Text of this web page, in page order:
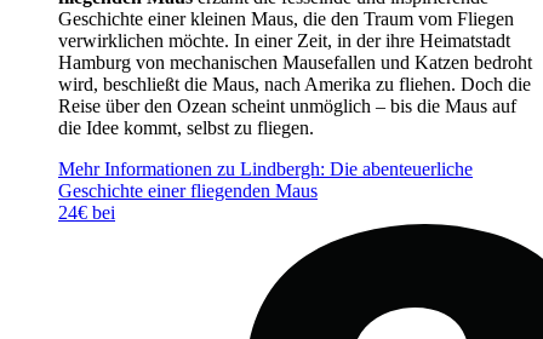
Geschichte einer kleinen Maus, die den Traum vom Fliegen
verwirklichen möchte. In einer Zeit, in der ihre Heimatstadt
Hamburg von mechanischen Mausefallen und Katzen bedroht
wird, beschließt die Maus, nach Amerika zu fliehen. Doch die
Reise über den Ozean scheint unmöglich – bis die Maus auf
die Idee kommt, selbst zu fliegen.
Mehr Informationen zu Lindbergh: Die abenteuerliche
Geschichte einer fliegenden Maus
24€ bei